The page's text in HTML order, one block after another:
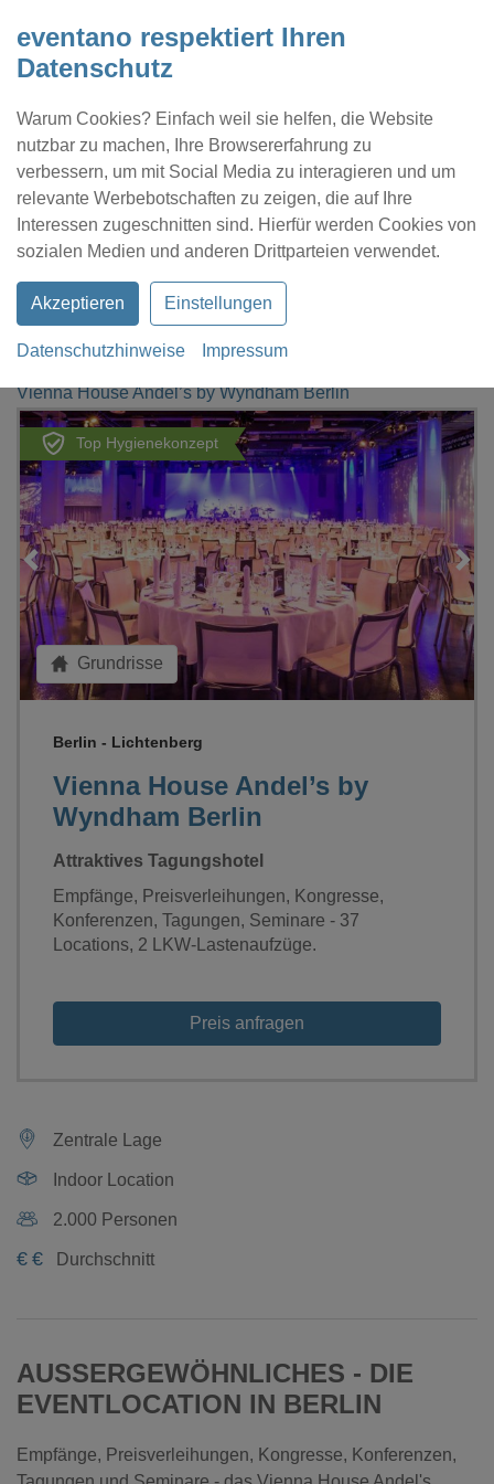
eventano respektiert Ihren
Datenschutz
Warum Cookies? Einfach weil sie helfen, die Website
nutzbar zu machen, Ihre Browsererfahrung zu
verbessern, um mit Social Media zu interagieren und um
relevante Werbebotschaften zu zeigen, die auf Ihre
Interessen zugeschnitten sind. Hierfür werden Cookies von
sozialen Medien und anderen Drittparteien verwendet.
Akzeptieren Einstellungen
Datenschutzhinweise Impressum
Kontakt Location eintragen Profil
Vienna House Andel’s by Wyndham Berlin
Top Hygienekonzept
Grundrisse
Vienna House Andel’s by
Wyndham Berlin
Berlin - Lichtenberg
Attraktives Tagungshotel
Empfänge, Preisverleihungen, Kongresse,
Konferenzen, Tagungen, Seminare - 37
Locations, 2 LKW-Lastenaufzüge.
Preis anfragen
Zentrale Lage
Indoor Location
2.000 Personen
€ € Durchschnitt
AUSSERGEWÖHNLICHES - DIE
EVENTLOCATION IN BERLIN
Empfänge, Preisverleihungen, Kongresse, Konferenzen,